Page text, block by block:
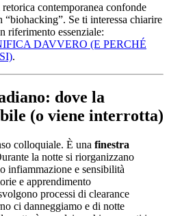
contemporanea confonde
Se ti interessa chiarire
riferimento essenziale:
DAVVERO (E PERCHÉ
.
dove la
(o viene interrotta)
colloquiale. È una finestra
la notte si riorganizzano
infiammazione e sensibilità
e apprendimento
processi di clearance
ci danneggiamo e di notte